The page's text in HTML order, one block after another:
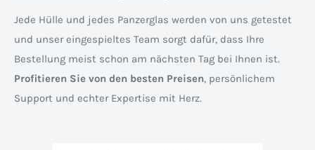
Jede Hülle und jedes Panzerglas werden von uns getestet
und unser eingespieltes Team sorgt dafür, dass Ihre
Bestellung meist schon am nächsten Tag bei Ihnen ist.
Profitieren Sie von den besten Preisen, persönlichem
Support und echter Expertise mit Herz.